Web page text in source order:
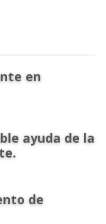
en
ayuda de la
de